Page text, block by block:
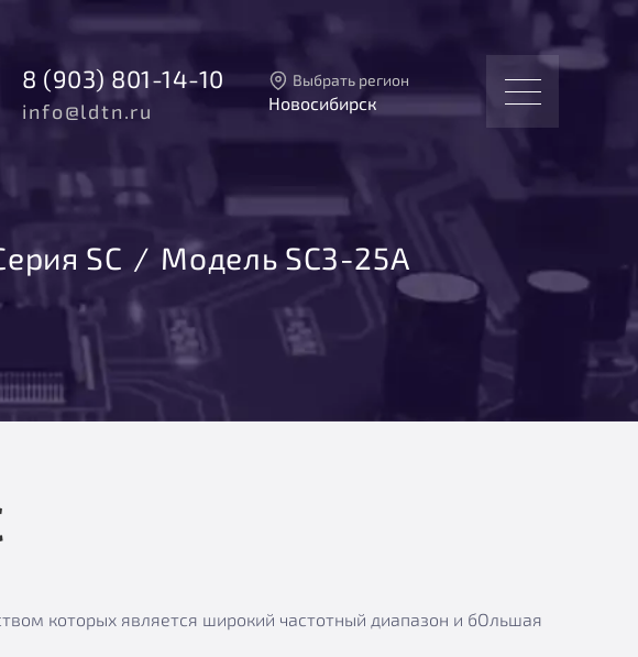
8 (903) 801-14-10
info@ldtn.ru
Выбрать регион
Новосибирск
Екатеринбург
SC Модель SC3-25A
которых является широкий частотный диапазон и бОльшая